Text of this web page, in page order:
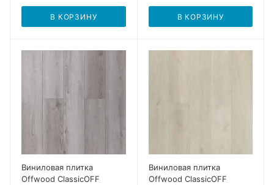
В КОРЗИНУ В КОРЗИНУ
Виниловая плитка
Offwood ClassicOFF
Виниловая плитка
Offwood ClassicOFF